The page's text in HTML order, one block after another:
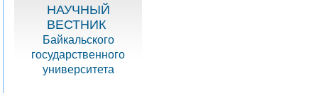
НАУЧНЫЙ
ВЕСТНИК
Байкальского
государственного
университета